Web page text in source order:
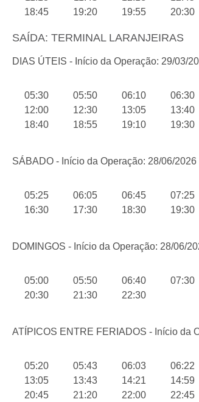
18:45
19:20 19:55 20:30
SAÍDA: TERMINAL LARANJEIRAS
DIAS ÚTEIS - Início da Operação: 29/03/
05:30 05:50 06:10 06:30
12:00
12:30 13:05 13:40
18:40
18:55 19:10 19:30
SÁBADO - Início da Operação: 28/06/2026
05:25 06:05 06:45 07:25
16:30
17:30 18:30 19:30
DOMINGOS - Início da Operação: 28/06/
05:00 05:50 06:40 07:30
20:30
21:30 22:30
ATÍPICOS ENTRE FERIADOS - Início da
05:20 05:43 06:03 06:22
13:05
13:43 14:21 14:59
20:45
21:20 22:00 22:45